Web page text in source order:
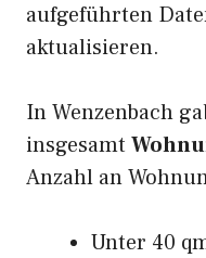
aufgeführten
aktualisieren.
In Wenzenbach
insgesamt
Anzahl an
Unter 40